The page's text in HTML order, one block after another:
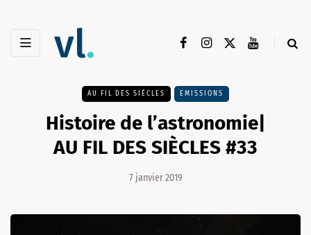
AU FIL DES SIÈCLES EMISSIONS
Histoire de l’astronomie|
AU FIL DES SIÈCLES #33
7 janvier 2019